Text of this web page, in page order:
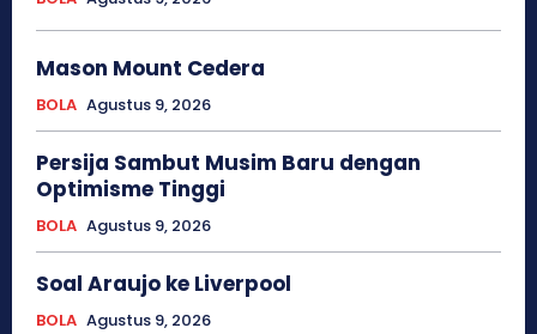
Mason Mount Cedera
BOLA Agustus 9, 2026
Persija Sambut Musim Baru dengan
Optimisme Tinggi
BOLA Agustus 9, 2026
Soal Araujo ke Liverpool
BOLA Agustus 9, 2026